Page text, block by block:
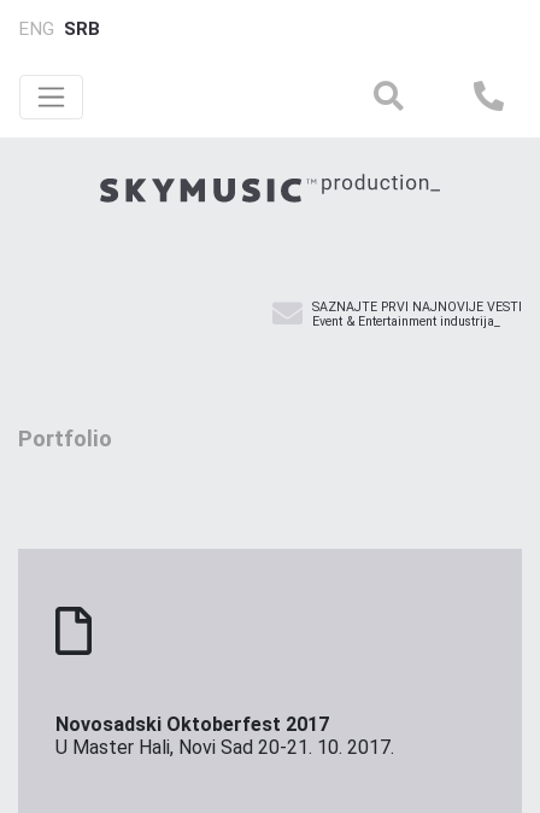
ENG SRB
SAZNAJTE PRVI NAJNOVIJE VESTI
Event & Entertainment industrija_
Portfolio
Novosadski Oktoberfest 2017
U Master Hali, Novi Sad 20-21. 10. 2017.